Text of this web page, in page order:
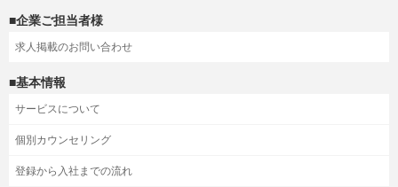
■企業ご担当者様
求人掲載のお問い合わせ
■基本情報
サービスについて
個別カウンセリング
登録から入社までの流れ